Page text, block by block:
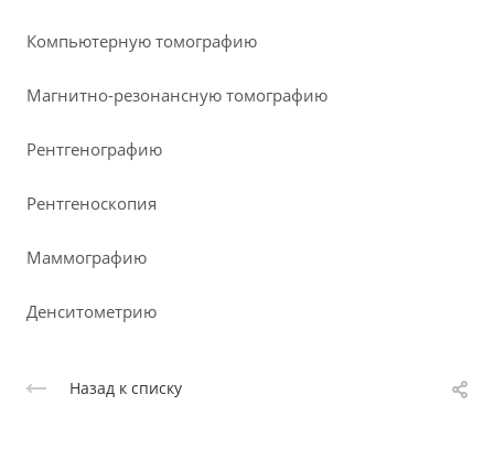
Компьютерную томографию
Магнитно-резонансную томографию
Рентгенографию
Рентгеноскопия
Маммографию
Денситометрию
Назад к списку